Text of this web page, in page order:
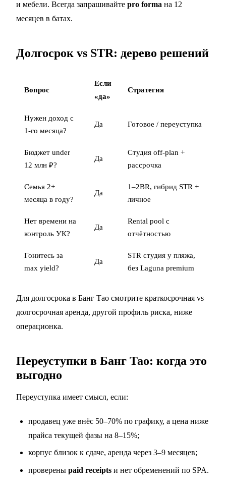
и мебели. Всегда запрашивайте pro forma на 12
месяцев в батах.
Долгосрок vs STR: дерево решений
Вопрос
Если
«да»
Стратегия
Нужен доход с
1-го месяца?
Да Готовое / переуступка
Бюджет under
12 млн ₽?
Да
Студия off-plan +
рассрочка
Семья 2+
месяца в году?
Да
1–2BR, гибрид STR +
личное
Нет времени на
контроль УК?
Да
Rental pool с
отчётностью
Гонитесь за
max yield?
Да
STR студия у пляжа,
без Laguna premium
Для долгосрока в Банг Тао смотрите краткосрочная vs
долгосрочная аренда, другой профиль риска, ниже
операционка.
Переуступки в Банг Тао: когда это
выгодно
Переуступка имеет смысл, если:
продавец уже внёс 50–70% по графику, а цена ниже
прайса текущей фазы на 8–15%;
корпус близок к сдаче, аренда через 3–9 месяцев;
проверены paid receipts и нет обременений по SPA.